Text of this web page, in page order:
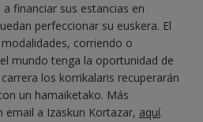
financiar sus estancias en
perfeccionar su euskera. El
corriendo o
mundo tenga la oportunidad de
los korrikalaris recuperarán
un hamaiketako. Más
a Izaskun Kortazar, aquí.